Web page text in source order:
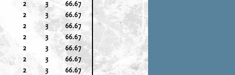
2 3
66.67
2 3
66.67
2 3
66.67
2 3
66.67
2 3
66.67
2 3
66.67
2 3
66.67